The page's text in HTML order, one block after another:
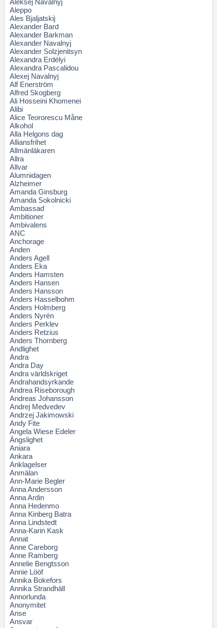
Aleksej Navalnyj
Aleppo
Ales Bjaljatskij
Alexander Bard
Alexander Barkman
Alexander Navalnyj
Alexander Solzjenitsyn
Alexandra Erdélyi
Alexandra Pascalidou
Alexej Navalnyj
Alf Enerström
Alfred Skogberg
Ali Hosseini Khomenei
Alibi
Alice Teororescu Måne
Alkohol
Alla Helgons dag
Alliansfrihet
Allmänläkaren
Allra
Allvar
Alumnidagen
Alzheimer
Amanda Ginsburg
Amanda Sokolnicki
Ambassad
Ambitioner
Ambivalens
ANC
Anchorage
Anden
Anders Agell
Anders Eka
Anders Hamsten
Anders Hansen
Anders Hansson
Anders Hasselbohm
Anders Holmberg
Anders Nyrén
Anders Perklev
Anders Retzius
Anders Thornberg
Andlighet
Andra
Andra Day
Andra världskriget
Andrahandsyrkande
Andrea Riseborough
Andreas Johansson
Andrej Medvedev
Andrzej Jakimowski
Andy Fite
Angela Wiese Edeler
Ängslighet
Aniara
Ankara
Anklagelser
Anmälan
Ann-Marie Begler
Anna Andersson
Anna Ardin
Anna Hedenmo
Anna Kinberg Batra
Anna Lindstedt
Anna-Karin Kask
Annat
Anne Careborg
Anne Ramberg
Annelie Bengtsson
Annie Lööf
Annika Bokefors
Annika Strandhäll
Annorlunda
Anonymitet
Anse
Ansvar